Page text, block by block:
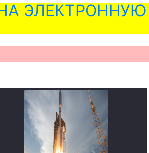
ЭЛЕКТРОННУЮ